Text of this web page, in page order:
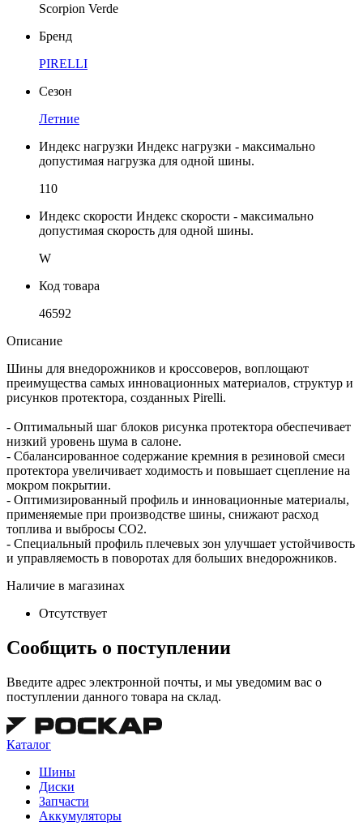
Scorpion Verde
Бренд
PIRELLI
Сезон
Летние
Индекс нагрузки Индекс нагрузки - максимально
допустимая нагрузка для одной шины.
110
Индекс скорости Индекс скорости - максимально
допустимая скорость для одной шины.
W
Код товара
46592
Описание
Шины для внедорожников и кроссоверов, воплощают
преимущества самых инновационных материалов, структур и
рисунков протектора, созданных Pirelli.
- Оптимальный шаг блоков рисунка протектора обеспечивает
низкий уровень шума в салоне.
- Сбалансированное содержание кремния в резиновой смеси
протектора увеличивает ходимость и повышает сцепление на
мокром покрытии.
- Оптимизированный профиль и инновационные материалы,
применяемые при производстве шины, снижают расход
топлива и выбросы CO2.
- Специальный профиль плечевых зон улучшает устойчивость
и управляемость в поворотах для больших внедорожников.
Наличие в магазинах
Отсутствует
Сообщить о поступлении
Введите адрес электронной почты, и мы уведомим вас о
поступлении данного товара на склад.
Каталог
Шины
Диски
Запчасти
Аккумуляторы